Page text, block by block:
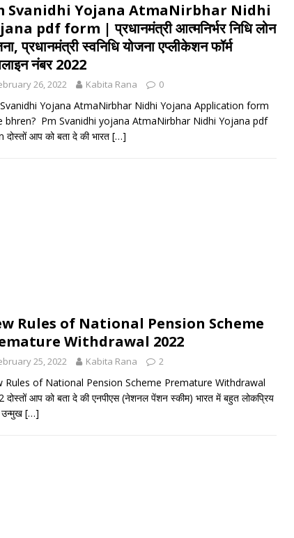
Svanidhi Yojana AtmaNirbhar Nidhi
pdf form | प्रधानमंत्री आत्मनिर्भर निधि लोन
प्रधानमंत्री स्वनिधि योजना एप्लीकेशन फॉर्म
नंबर 2022
26, 2022 Kabita Rana 0
Yojana AtmaNirbhar Nidhi Yojana Application form
bhren? Pm Svanidhi yojana AtmaNirbhar Nidhi Yojana pdf
आप को बता दे की भारत […]
Rules of National Pension Scheme
Withdrawal 2022
25, 2022 Kabita Rana 2
Rules of National Pension Scheme Premature Withdrawal
दोस्तों आप को बता दे की एनपीएस (नेशनल पेंशन स्कीम) भारत में बहुत लोकप्रिय
[…]